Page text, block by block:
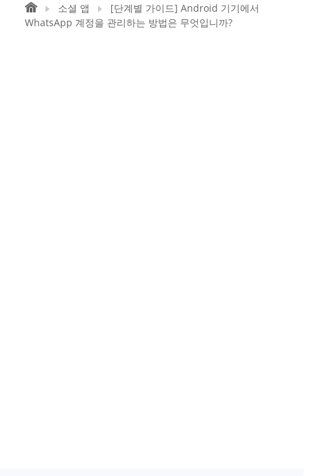
소셜 앱
[단계별 가이드] Android 기기에서
WhatsApp 계정을 관리하는 방법은 무엇입니까?